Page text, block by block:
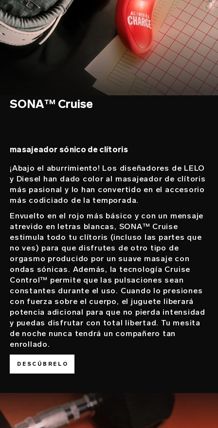
SONA™ Cruise
masajeador sónico de clítoris
¡Abajo el aburrimiento! Los diseñadores de LELO
y Diesel han dado color al masajeador de clítoris
más pasional y lo han convertido en el accesorio
más codiciado de la temporada.
Envuelto en el rojo más básico y con un mensaje
atrevido en letras blancas, SONA™ Cruise
estimula todo tu clítoris (incluso las partes que
no ves) para que disfrutes de otro tipo de
orgasmo producido por un suave masaje con
ondas sónicas. Además, la tecnología Cruise
Control™ permite que las pulsaciones sean
constantes durante el uso. Cuando lo presiones
con fuerza sobre el cuerpo, el juguete liberará
potencia adicional para que no pierda intensidad
y puedas disfrutar con total libertad. Tu mesita
de noche nunca tendrá un compañero tan
enrollado.
DESCÚBRELO